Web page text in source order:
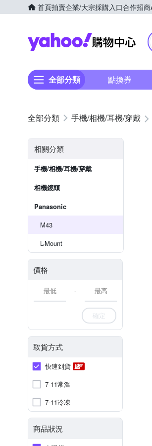
首頁拍賣企業/大宗採購入口合作招商
全部分類 點換券
手機/相機/耳機/穿戴
相關分類
手機/相機/耳機/穿戴
相機鏡頭
Panasonic
M43
L-Mount
價格
-
確定
取貨方式
快速到貨
7-11常溫
7-11冷凍
商品狀況